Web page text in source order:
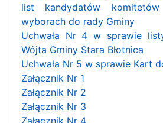
list kandydatów
wyborach do rady Gminy
Uchwała Nr 4 w sprawie
Wójta Gminy Stara Błotnica
Uchwała Nr 5 w sprawie Kart
Załącznik Nr 1
Załącznik Nr 2
Załącznik Nr 3
Załącznik Nr 4